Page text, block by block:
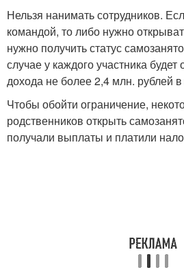
Нельзя нанимать сотрудников.
командой, то либо нужно
нужно получить статус
случае у каждого участника
дохода не более 2,4 млн. рублей в
Чтобы обойти ограничение,
родственников открыть
получали выплаты и платили